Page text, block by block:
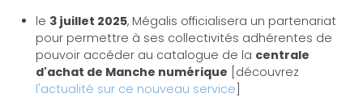
le 3 juillet 2025, Mégalis officialisera un partenariat
pour permettre à ses collectivités adhérentes de
pouvoir accéder au catalogue de la centrale
d'achat de Manche numérique [découvrez
l'actualité sur ce nouveau service